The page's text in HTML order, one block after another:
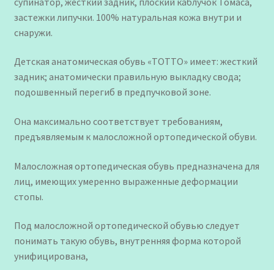
застежки липучки. 100% натуральная кожа внутри и
снаружи.
Детская анатомическая обувь «ТОТТО» имеет: жесткий
задник; анатомически правильную выкладку свода;
подошвенный перегиб в предпучковой зоне.
Она максимально соответствует требованиям,
предъявляемым к малосложной ортопедической обуви.
Малосложная ортопедическая обувь предназначена для
лиц, имеющих умеренно выраженные деформации
стопы.
Под малосложной ортопедической обувью следует
понимать такую обувь, внутренняя форма которой
унифицирована,